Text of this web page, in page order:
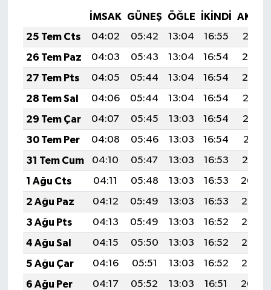
İMSAK GÜNEŞ ÖĞLE İKINDI
25 Tem Cts
04:02 05:42 13:04 16:55
20:15
26 Tem Paz
04:03 05:43 13:04 16:54
20:14
27 Tem Pts
04:05 05:44 13:04 16:54
20:14
28 Tem Sal
04:06 05:44 13:04 16:54
20:13
29 Tem Çar
04:07 05:45 13:03 16:54
20:12
30 Tem Per
04:08 05:46 13:03 16:54
20:11
31 Tem Cum
04:10 05:47 13:03 16:53
20:10
1 Ağu Cts
04:11 05:48 13:03 16:53
20:09
2 Ağu Paz
04:12 05:49 13:03 16:53
20:08
3 Ağu Pts
04:13 05:49 13:03 16:52
20:07
4 Ağu Sal
04:15 05:50 13:03 16:52
20:06
5 Ağu Çar
04:16 05:51 13:03 16:52
20:05
6 Ağu Per
04:17 05:52 13:03 16:51
20:04